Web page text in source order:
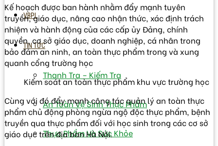
VBPL
TIN TỨC
Thanh Tra – Kiếm Tra
An Toàn Vệ Sinh Thực Phẩm
Thực Phẩm Và Sức Khỏe
Kế hoạch được ban hành nhằm đẩy mạnh tuyên
truyền, giáo dục, nâng cao nhận thức, xác định trách
nhiệm và hành động của các cấp ủy Đảng, chính
quyền, cơ sở giáo dục, doanh nghiệp, cá nhân trong
bảo đảm an ninh, an toàn thực phẩm trong và xung
quanh cổng trường học
Kiểm soát an toàn thực phẩm khu vực trường học
Cùng với đó đẩy mạnh công tác quản lý an toàn thực
phẩm chủ động phòng ngừa ngộ độc thực phẩm, bệnh
truyền qua thực phẩm đối với học sinh trong các cơ sở
giáo dục trên địa bàn Hà Nội.